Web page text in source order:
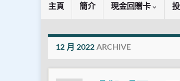
主頁 簡介 現金回贈卡
12 月 2022 ARCHIVE